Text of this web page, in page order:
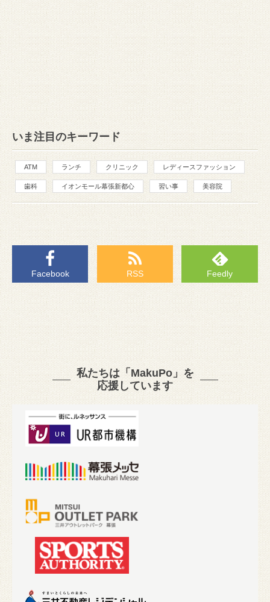
いま注目のキーワード
ATM ランチ クリニック レディースファッション
歯科 イオンモール幕張新都心 習い事 美容院
Facebook RSS Feedly
私たちは「MakuPo」を
応援しています